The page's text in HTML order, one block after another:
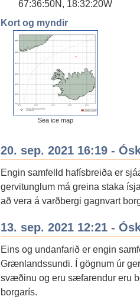
67:36:50N, 18:32:20W
Kort og myndir
Sea ice map
20. sep. 2021 16:19 -
Engin samfelld hafísbreiða er
gervitunglum má greina staka
að vera á varðbergi gagnvart
13. sep. 2021 12:21 -
Eins og undanfarið er engin
Grænlandssundi. Í gögnum úr
svæðinu og eru sæfarendur eru
borgarís.